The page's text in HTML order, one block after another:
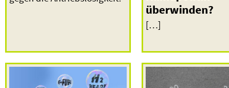
überwinden?
[…]